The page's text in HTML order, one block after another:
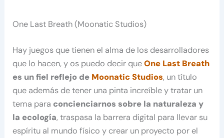
One Last Breath (Moonatic Studios)
Hay juegos que tienen el alma de los desarrolladores
que lo hacen, y os puedo decir queOne Last Breath
es un fiel reflejo de Moonatic Studios, un título
que además de tener una pinta increíble y tratar un
tema para concienciarnos sobre la naturaleza y
la ecología, traspasa la barrera digital para llevar su
espíritu al mundo físico y crear un proyecto por el